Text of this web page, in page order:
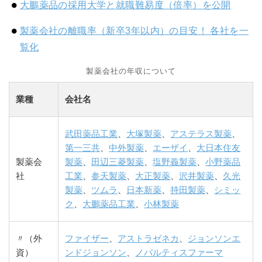
大鵬薬品の採用大学と就職難易度（倍率）を公開
製薬会社の離職率（新卒3年以内）の目安！ 各社を一
覧化
製薬会社の年収について
業種 会社名
製薬会
社
武田薬品工業 大塚製薬 アステラス製薬
第一三共 、中外製薬 エーザイ
大日本住友
製薬
田辺三菱製薬 、塩野義製薬 、小野薬品
工業 、参天製薬 大正製薬 、沢井製薬
久光
製薬
ツムラ 日本新薬 、持田製薬
シミッ
ク
大鵬薬品工業 、小林製薬
〃（外
資）
ファイザー アストラゼネカ
ジョンソンエ
ンドジョンソン
ノバルティスファーマ